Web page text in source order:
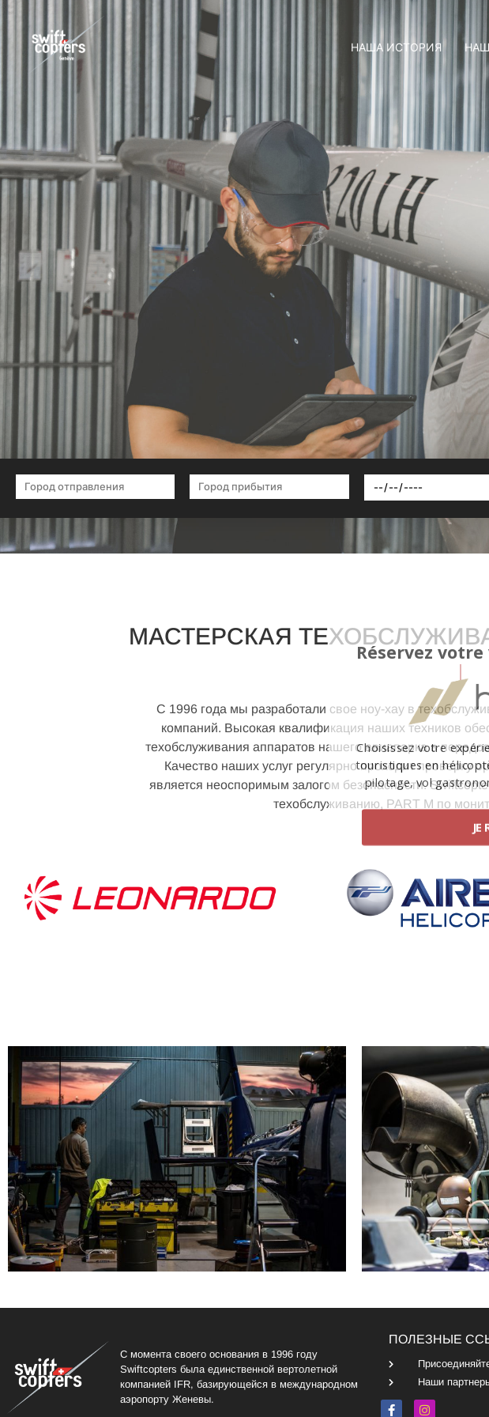
НАША ИСТОРИЯ
МАСТЕРСКАЯ
С 1996 года мы разработали свое ноу-хау в
компаний. Высокая квалификация наших техников
техобслуживания аппаратов нашего авиапарка в
Качество наших услуг регулярно проходит проверку
является неоспоримым залогом безопасности. Swiftcopters обладает всеми лицензиями: PART 145 по
техобслуживанию, PART M по
С момента своего основания в 1996 году
Swiftcopters была единственной вертолетной
компанией IFR, базирующейся в международном
аэропорту Женевы.
ПОЛЕЗНЫЕ
Наши
Réservez
Choisissez votre
touristiques en
pilotage, vol
JE